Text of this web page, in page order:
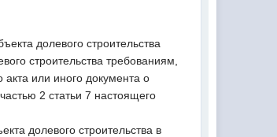
долевого строительства
строительства требованиям,
акта или иного документа о
2 статьи 7 настоящего
долевого строительства в